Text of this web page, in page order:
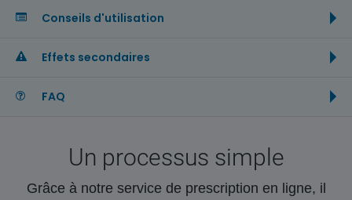
Conseils d'utilisation
Effets secondaires
FAQ
Un processus simple
Grâce à notre service de prescription en ligne, il